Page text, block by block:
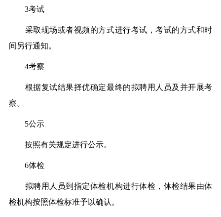
3考试
采取现场或者视频的方式进行考试，考试的方式和时
间另行通知。
4考察
根据复试结果择优确定最终的拟聘用人员及并开展考
察。
5公示
按照有关规定进行公示。
6体检
拟聘用人员到指定体检机构进行体检，体检结果由体
检机构按照体检标准予以确认。